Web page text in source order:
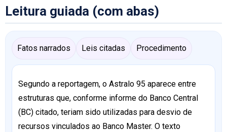
Leitura guiada (com abas)
Fatos narrados Leis citadas Procedimento
Segundo a reportagem, o Astralo 95 aparece entre
estruturas que, conforme informe do Banco Central
(BC) citado, teriam sido utilizadas para desvio de
recursos vinculados ao Banco Master. O texto